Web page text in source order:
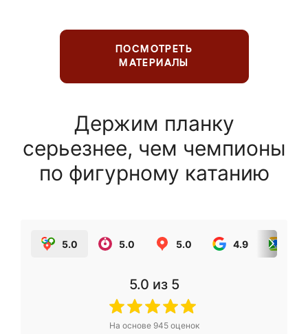
ПОСМОТРЕТЬ
МАТЕРИАЛЫ
Держим планку
серьезнее, чем чемпионы
по фигурному катанию
5.0 5.0 5.0 4.9
5.0 из 5
На основе 945оценок